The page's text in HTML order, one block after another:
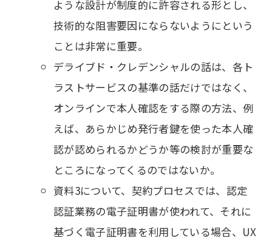
ような設計が制度的に許容される形とし、
技術的な阻害要因にならないようにという
ことは非常に重要。
デライブド・クレデンシャルの話は、各ト
ラストサービスの基準の話だけではなく、
オンラインで本人確認をする際の方法、例
えば、あらかじめ発行者鍵を使った本人確
認が認められるかどうか等の検討が重要な
ところになってくるのではないか。
資料3について、契約プロセスでは、認定
認証業務の電子証明書が使われて、それに
基づく電子証明書を利用している場合、UX